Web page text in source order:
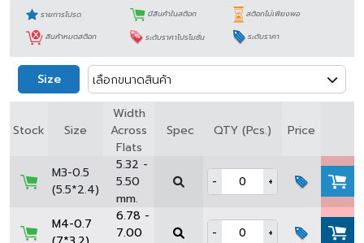
รายการโปรด มีสินค้าในสต็อก
สต็อกไม่เพียงพอ
สินค้าหมดสต็อก
ระดับราคาโปรโมชั่น ระดับราคา
Size เลือกขนาดสินค้า
Stock Size
Width
Across
Flats
Spec QTY (Pcs.) Price
M3-0.5
(5.5*2.4)
5.32 -
5.50
mm.
- +
M4-0.7
6.78 -
7.00
- +